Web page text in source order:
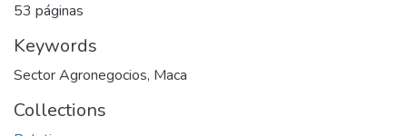
53 páginas
Keywords
Sector Agronegocios, Maca
Collections